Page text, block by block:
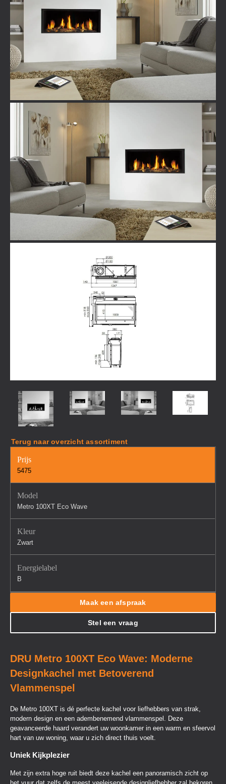
Terug naar overzicht assortiment
Prijs
5475
Model
Metro 100XT Eco Wave
Kleur
Zwart
Energielabel
B
Maak een afspraak
Stel een vraag
DRU Metro 100XT Eco Wave: Moderne
Designkachel met Betoverend
Vlammenspel
De Metro 100XT is dé perfecte kachel voor liefhebbers van strak,
modern design en een adembenemend vlammenspel. Deze
geavanceerde haard verandert uw woonkamer in een warm en sfeervol
hart van uw woning, waar u zich direct thuis voelt.
Uniek Kijkplezier
Met zijn extra hoge ruit biedt deze kachel een panoramisch zicht op